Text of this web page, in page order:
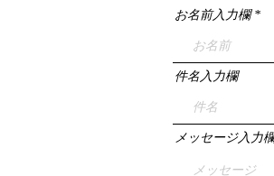
お名前入力欄
件名入力欄
メッセージ入力